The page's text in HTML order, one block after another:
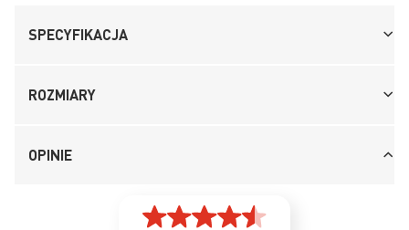
SPECYFIKACJA
ROZMIARY
OPINIE